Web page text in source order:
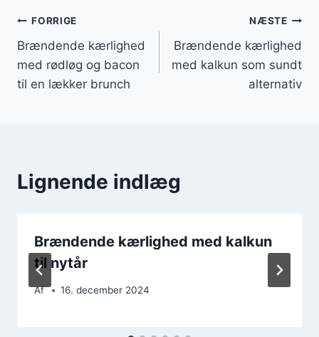
Indlægsnavigation
FORRIGE
Brændende kærlighed
med rødløg og bacon
til en lækker brunch
NÆSTE
Brændende kærlighed
med kalkun som sundt
alternativ
Lignende indlæg
Brændende kærlighed med kalkun
til nytår
Af 16. december 2024